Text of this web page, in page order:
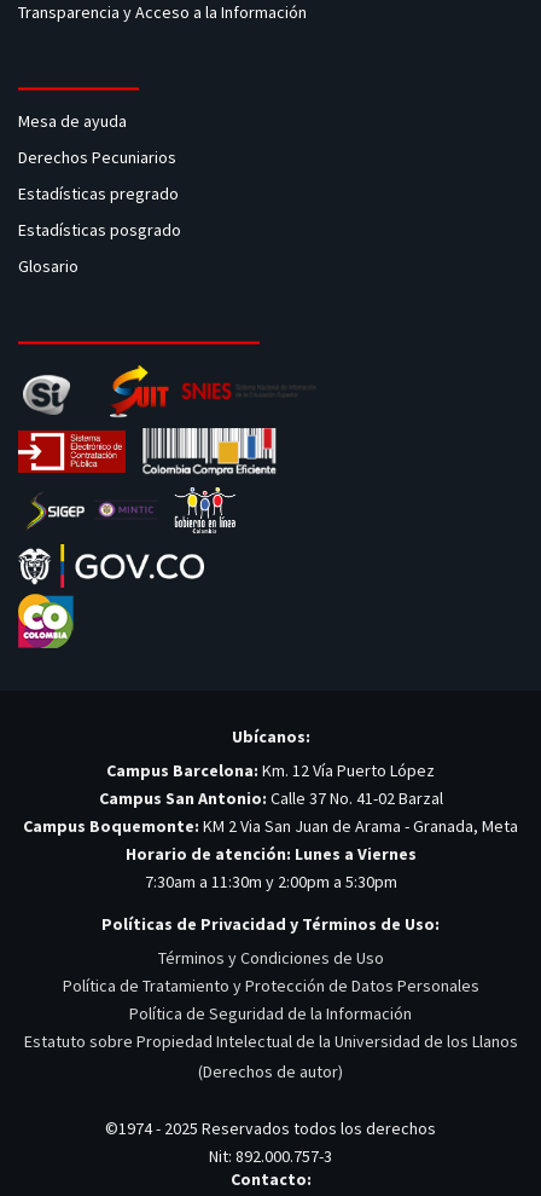
Transparencia y Acceso a la Información
Mesa de ayuda
Derechos Pecuniarios
Estadísticas pregrado
Estadísticas posgrado
Glosario
Ubícanos:
Campus Barcelona: Km. 12 Vía Puerto López
Campus San Antonio: Calle 37 No. 41-02 Barzal
Campus Boquemonte: KM 2 Via San Juan de Arama - Granada, Meta
Horario de atención: Lunes a Viernes
7:30am a 11:30m y 2:00pm a 5:30pm
Políticas de Privacidad y Términos de Uso:
Términos y Condiciones de Uso
Política de Tratamiento y Protección de Datos Personales
Política de Seguridad de la Información
Estatuto sobre Propiedad Intelectual de la Universidad de los Llanos
(Derechos de autor)
©1974 - 2025 Reservados todos los derechos
Nit: 892.000.757-3
Contacto: